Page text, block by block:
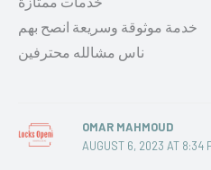
خدمة موثوقة وسريعة انصح بهم
ناس مشالله محترفين
OMAR MAHMOUD
AUGUST 6, 2023 AT 8:34